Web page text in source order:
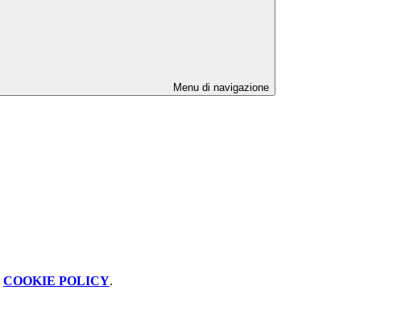
Menu di navigazione
COOKIE POLICY.